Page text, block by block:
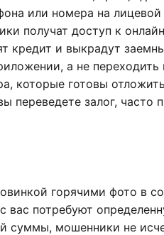
или номера на
получат доступ к
кредит и выкрадут
а не
которые готовы
переведете залог, часто
горячими фото в
вас потребуют
суммы, мошенники не